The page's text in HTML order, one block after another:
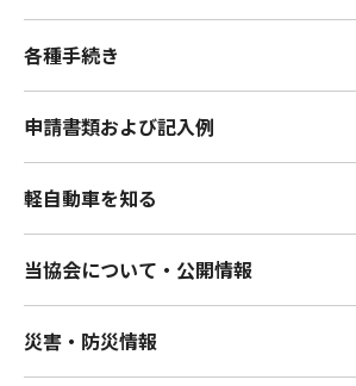
各種手続き
申請書類および記入例
軽自動車を知る
当協会について・公開情報
災害・防災情報